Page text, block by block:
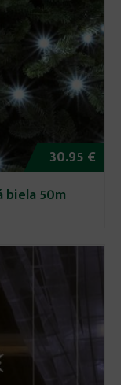
30.95 €
biela 50m